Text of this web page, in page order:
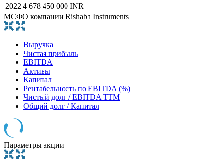
2022 4 678 450 000 INR
МСФО компании Rishabh Instruments
Выручка
Чистая прибыль
EBITDA
Активы
Капитал
Рентабельность по EBITDA (%)
Чистый долг / EBITDA TTM
Общий долг / Капитал
Параметры акции